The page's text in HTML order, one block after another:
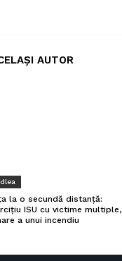
AUTOR
la o secundă distanță:
ISU cu victime multiple,
a unui incendiu